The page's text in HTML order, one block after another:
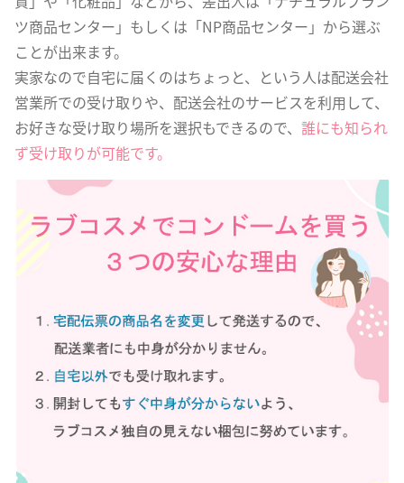
ツ商品センター」もしくは「NP商品センター」から選ぶ
ことが出来ます。
実家なので自宅に届くのはちょっと、という人は配送会社
営業所での受け取りや、配送会社のサービスを利用して、
お好きな受け取り場所を選択もできるので、 誰にも知られ
ず受け取りが可能です。